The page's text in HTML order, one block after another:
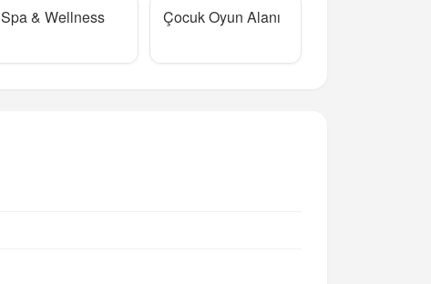
Spa & Wellness Çocuk Oyun Alanı